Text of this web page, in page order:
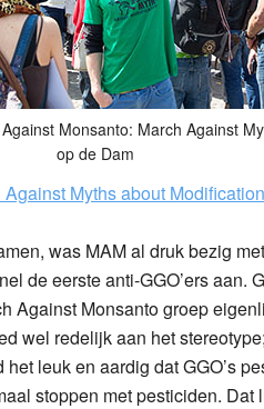
Monsanto: March Against
op de Dam
Against Myths about Modification
was MAM al druk bezig
de eerste anti-GGO’ers aan.
Against Monsanto groep
wel redelijk aan het
leuk en aardig dat GGO’s
stoppen met pesticiden. Dat